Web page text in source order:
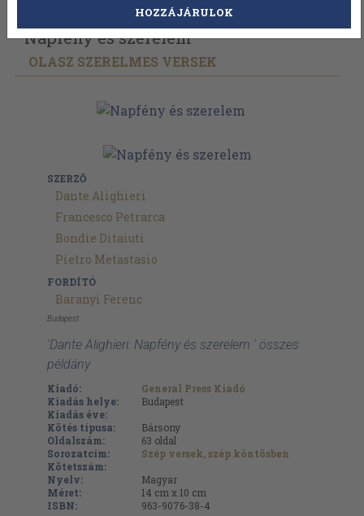
Vissza az előző oldalra Válasszon példányt
Napfény és szerelem
OLASZ SZERELMES VERSEK
SZERZŐ
Dante Alighieri
Francesco Petrarca
Bondie Ditaiuti
Pietro Metastasio
FORDÍTÓ
Baranyi Ferenc
Budapest
'Dante Alighieri: Napfény és szerelem ' összes
példány
Kiadó:
General Press Kiadó
Kiadás helye:
Budapest
Kiadás éve:
Kötés típusa:
Bársony
Oldalszám:
63 oldal
Sorozatcím:
Szép versek, szép köntösben
Kötetszám:
Nyelv:
Magyar
Méret:
14 cm x 10 cm
ISBN:
963-9076-38-4
HOZZÁJÁRULOK